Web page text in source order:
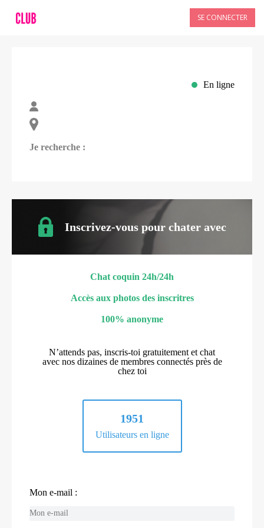
SE CONNECTER
En ligne
Je recherche :
Inscrivez-vous pour chater avec
Chat coquin 24h/24h
Accès aux photos des inscritres
100% anonyme
N’attends pas, inscris-toi gratuitement et chat
avec nos dizaines de membres connectés près de
chez toi
1951
Utilisateurs en ligne
Mon e-mail :